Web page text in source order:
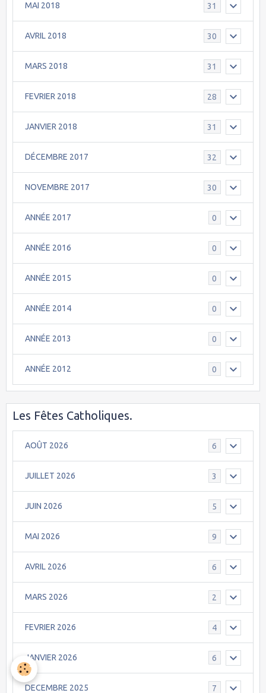
MAI 2018 31
AVRIL 2018 30
MARS 2018 31
FEVRIER 2018 28
JANVIER 2018 31
DÉCEMBRE 2017 32
NOVEMBRE 2017 30
ANNÉE 2017 0
ANNÉE 2016 0
ANNÉE 2015 0
ANNÉE 2014 0
ANNÉE 2013 0
ANNÉE 2012 0
Les Fêtes Catholiques.
AOÛT 2026 6
JUILLET 2026 3
JUIN 2026 5
MAI 2026 9
AVRIL 2026 6
MARS 2026 2
FEVRIER 2026 4
JANVIER 2026 6
DECEMBRE 2025 7